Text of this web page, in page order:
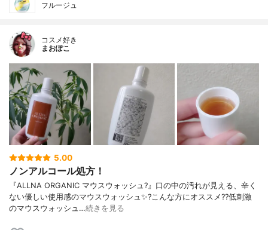
フルージュ
コスメ好き
まおぽこ
5.00
ノンアルコール処方！
『ALLNA ORGANIC マウスウォッシュ?』口の中の汚れが見える、辛く
ない優しい使用感のマウスウォッシュ✨?こんな方にオススメ??低刺激
のマウスウォッシュ…続きを見る